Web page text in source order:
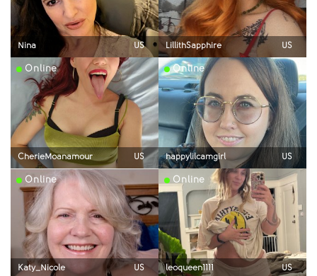
Nina US LillithSapphire US
Online
CherieMoanamour US
Online
happylilcamgirl US
Online
Katy_Nicole US
Online
leoqueen1111 US